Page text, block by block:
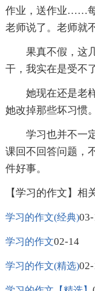
作业，送作业……
老师说了。老师就
果真不假，这几
干，我实在是受不
她现在还是老样
她改掉那些坏习惯
学习也并不一定
课回不回答问题，
件好事。
【学习的作文】相
学习的作文(经典)
学习的作文02-14
学习的作文(精选)